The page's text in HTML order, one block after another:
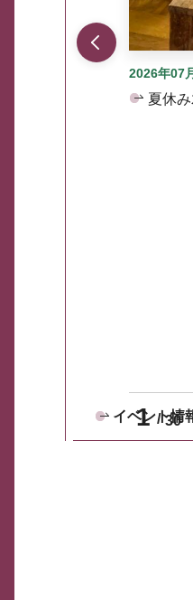
1 30
2026年07
夏休
イベント情